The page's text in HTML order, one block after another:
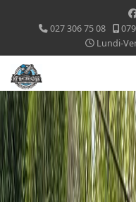
027 306 75 08
Lundi-